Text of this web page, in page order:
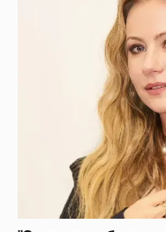
"Заявил себя
дабы не платить
Миронова
которым